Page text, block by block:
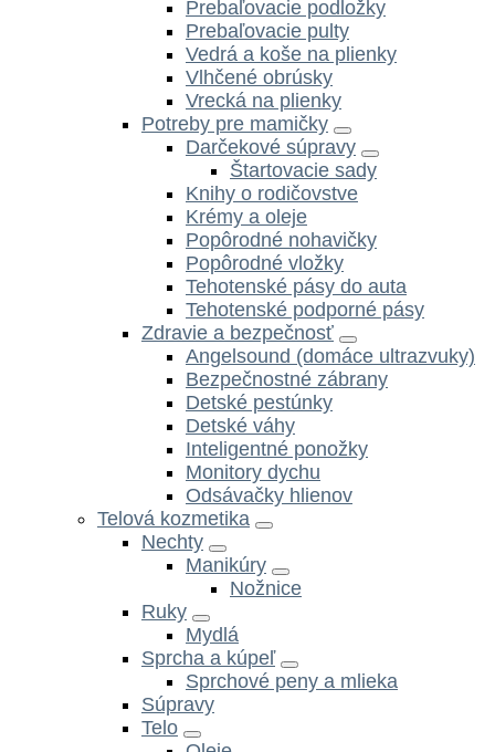
Prebaľovacie podložky
Prebaľovacie pulty
Vedrá a koše na plienky
Vlhčené obrúsky
Vrecká na plienky
Potreby pre mamičky
Darčekové súpravy
Štartovacie sady
Knihy o rodičovstve
Krémy a oleje
Popôrodné nohavičky
Popôrodné vložky
Tehotenské pásy do auta
Tehotenské podporné pásy
Zdravie a bezpečnosť
Angelsound (domáce ultrazvuky)
Bezpečnostné zábrany
Detské pestúnky
Detské váhy
Inteligentné ponožky
Monitory dychu
Odsávačky hlienov
Telová kozmetika
Nechty
Manikúry
Nožnice
Ruky
Mydlá
Sprcha a kúpeľ
Sprchové peny a mlieka
Súpravy
Telo